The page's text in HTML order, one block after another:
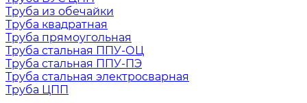
Труба из обечайки
Труба квадратная
Труба прямоугольная
Труба стальная ППУ-ОЦ
Труба стальная ППУ-ПЭ
Труба стальная электросварная
Труба ЦПП